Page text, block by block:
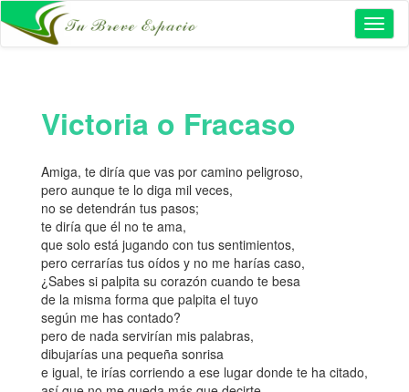
Victoria o Fracaso
Amiga, te diría que vas por camino peligroso,
pero aunque te lo diga mil veces,
no se detendrán tus pasos;
te diría que él no te ama,
que solo está jugando con tus sentimientos,
pero cerrarías tus oídos y no me harías caso,
¿Sabes si palpita su corazón cuando te besa
de la misma forma que palpita el tuyo
según me has contado?
pero de nada servirían mis palabras,
dibujarías una pequeña sonrisa
e igual, te irías corriendo a ese lugar donde te ha citado,